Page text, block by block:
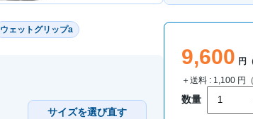
ウェットグリップa
サイズを選び直す
9,600 円
＋送料 : 1,100 円
数量